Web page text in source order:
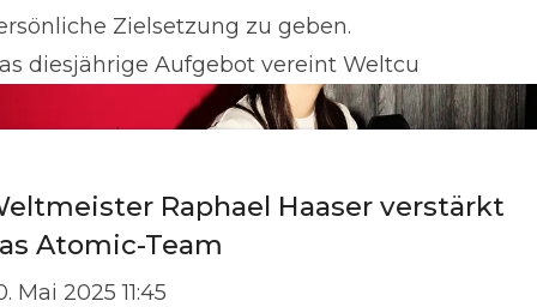
Zielsetzung zu geben.
diesjährige Aufgebot vereint Weltcu
Raphael Haaser verstärkt
Atomic-Team
Mai 2025 11:45